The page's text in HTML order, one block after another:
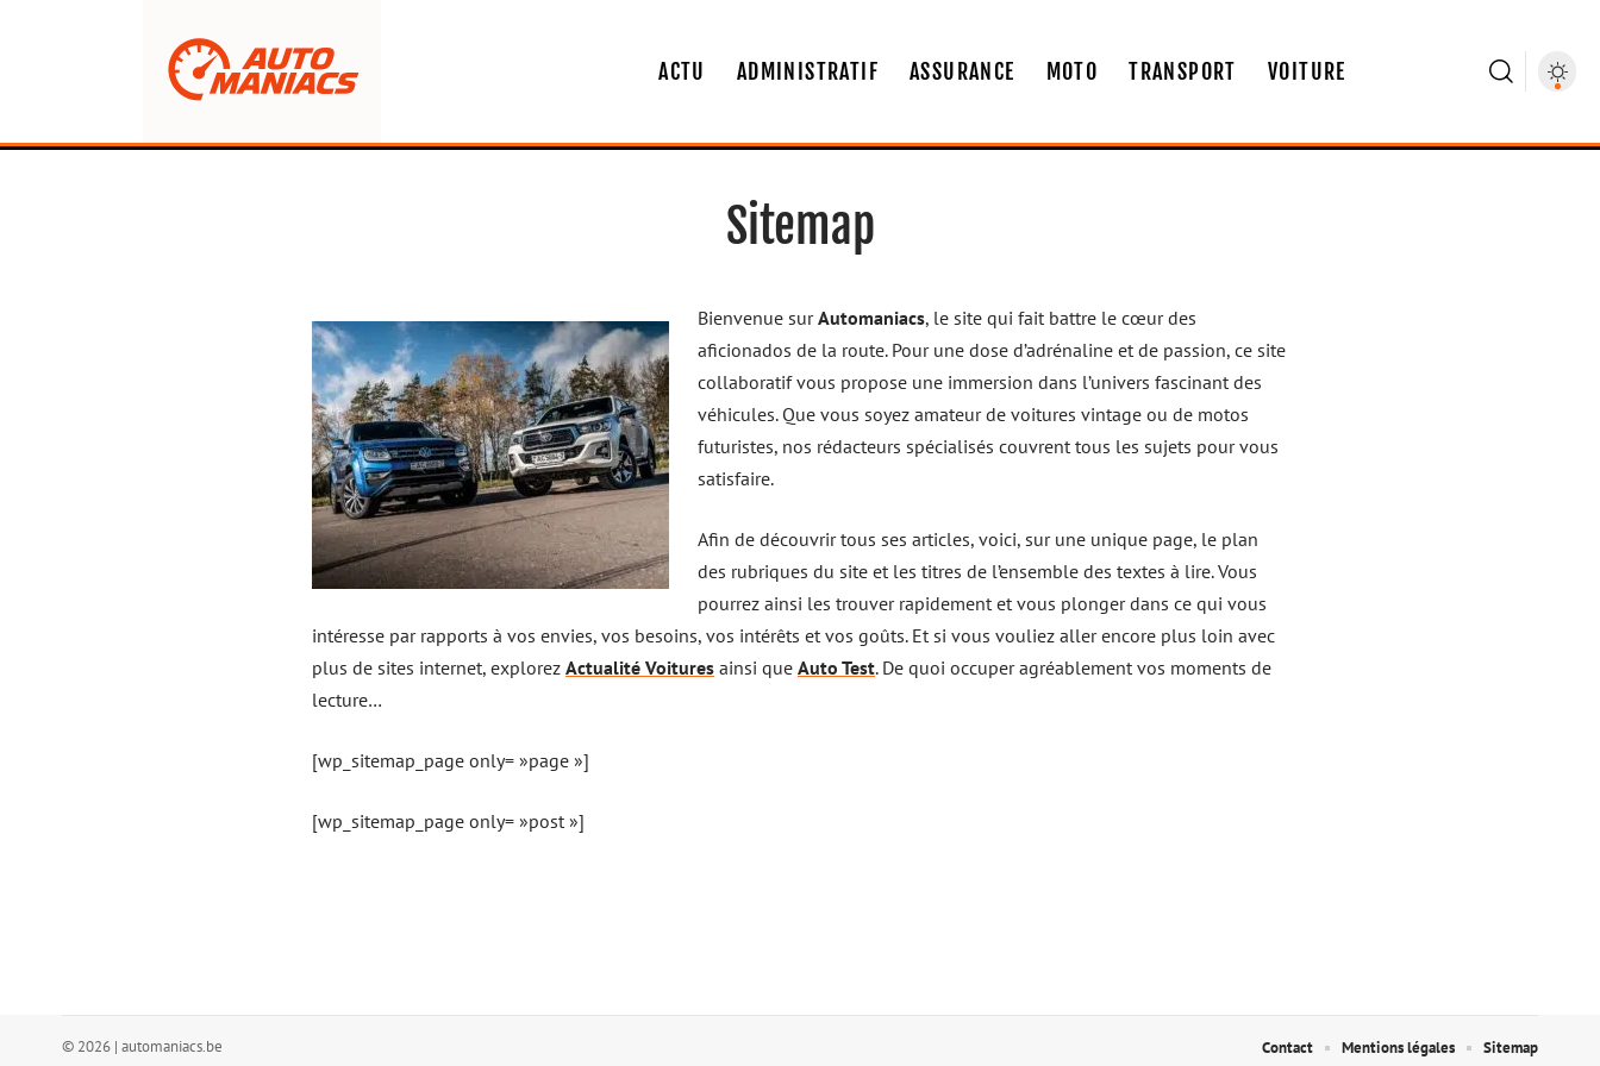
ACTU ADMINISTRATIF ASSURANCE MOTO TRANSPORT VOITURE
Sitemap
Bienvenue surAutomaniacs, le site qui fait battre le cœur des
aficionados de la route. Pour une dose d’adrénaline et de passion, ce site
collaboratif vous propose une immersion dans l’univers fascinant des
véhicules. Que vous soyez amateur de voitures vintage ou de motos
futuristes, nos rédacteurs spécialisés couvrent tous les sujets pour vous
satisfaire.
Afin de découvrir tous ses articles, voici, sur une unique page, le plan
des rubriques du site et les titres de l’ensemble des textes à lire. Vous
pourrez ainsi les trouver rapidement et vous plonger dans ce qui vous
intéresse par rapports à vos envies, vos besoins, vos intérêts et vos goûts. Et si vous vouliez aller encore plus loin avec
plus de sites internet, explorez Actualité Voitures ainsi que Auto Test. De quoi occuper agréablement vos moments de
lecture…
[wp_sitemap_page only= »page »]
[wp_sitemap_page only= »post »]
© 2026 | automaniacs.be Contact Mentions légales Sitemap